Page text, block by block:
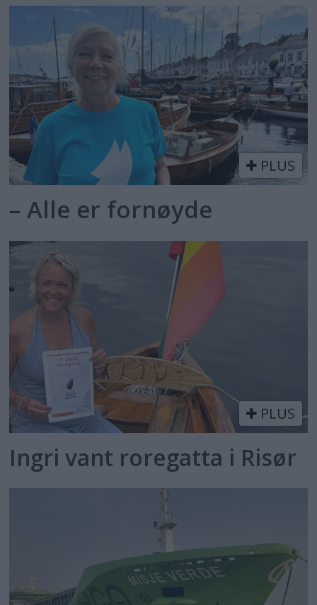
PLUS
– Alle er fornøyde
PLUS
Ingri vant roregatta i Risør